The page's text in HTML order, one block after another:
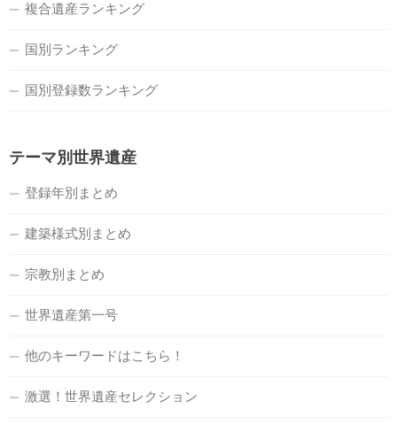
複合遺産ランキング
国別ランキング
国別登録数ランキング
テーマ別世界遺産
登録年別まとめ
建築様式別まとめ
宗教別まとめ
世界遺産第一号
他のキーワードはこちら！
激選！世界遺産セレクション